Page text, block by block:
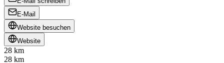
E-Mail
Website besuchen
Website
28 km
28 km